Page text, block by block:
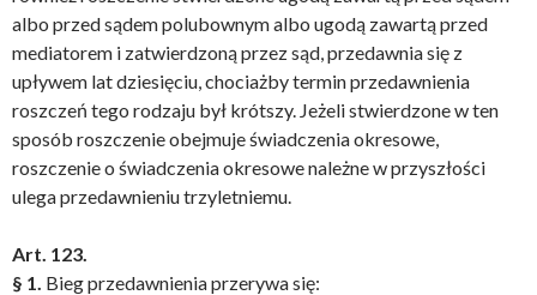
albo przed sądem polubownym albo ugodą zawartą przed
mediatorem i zatwierdzoną przez sąd, przedawnia się z
upływem lat dziesięciu, chociażby termin przedawnienia
roszczeń tego rodzaju był krótszy. Jeżeli stwierdzone w ten
sposób roszczenie obejmuje świadczenia okresowe,
roszczenie o świadczenia okresowe należne w przyszłości
ulega przedawnieniu trzyletniemu.
Art. 123.
§ 1. Bieg przedawnienia przerywa się: